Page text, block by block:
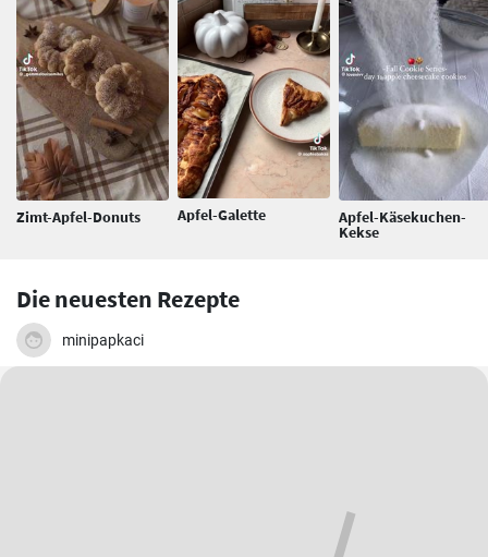
Zimt-Apfel-Donuts Apfel-Galette Apfel-Käsekuchen-
Kekse
Die neuesten Rezepte
minipapkaci